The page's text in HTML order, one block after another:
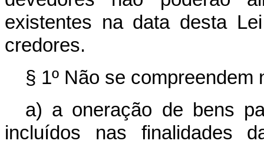
existentes na data desta
credores.
§ 1º Não se
a) a oneração de bens
incluídos nas finalidades